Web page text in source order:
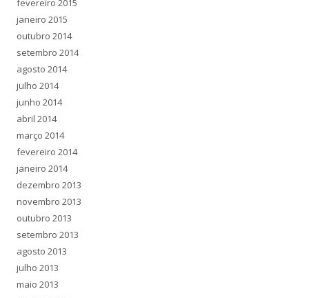
fevereiro 2015
janeiro 2015
outubro 2014
setembro 2014
agosto 2014
julho 2014
junho 2014
abril 2014
março 2014
fevereiro 2014
janeiro 2014
dezembro 2013
novembro 2013
outubro 2013
setembro 2013
agosto 2013
julho 2013
maio 2013